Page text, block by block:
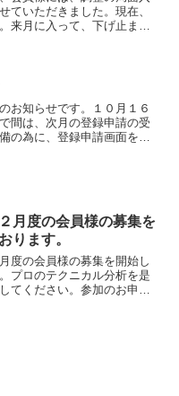
ていただきました。現在、
来月に入って、下げ止まり
には、とても...
お知らせです。１０月１６
間は、次月の登録申請の受
の為に、登録申請画面を非
月度の会員様の募集を
ります。
度の会員様の募集を開始し
プロのテクニカル分析を是
てください。参加のお申し